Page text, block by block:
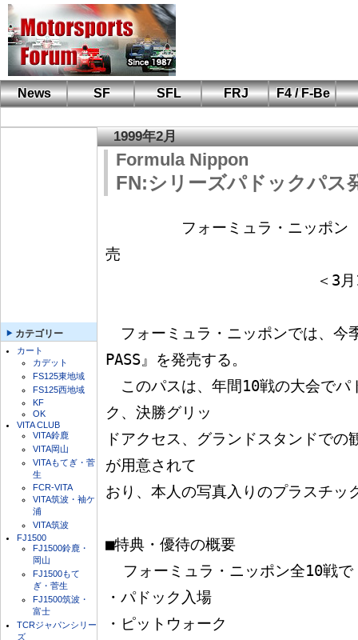
News SF SFL FRJ
F4 / F-Be
カテゴリー
カート
カデット
FS125東地域
FS125西地域
KF
OK
VITA CLUB
VITA鈴鹿
VITA岡山
VITAもてぎ・菅
生
FCR-VITA
VITA筑波・袖ケ
浦
VITA筑波
FJ1500
FJ1500鈴鹿・
岡山
FJ1500もて
ぎ・菅生
FJ1500筑波・
富士
TCRジャパンシリー
ズ
1999年2月
Formula Nippon
FN:シリーズパドックパス
フォーミュラ・ニッポン  シ
売
フォーミュラ・ニッポンでは、今
PASS』を発売する。
このパスは、年間10戦の大会でパ
ク、決勝グリッ
ドアクセス、グランドスタンドで
が用意されて
おり、本人の写真入りのプラスチッ
■特典・優待の概要
・パドック入場
・ピットウォーク